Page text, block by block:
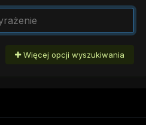
Więcej opcji wyszukiwania